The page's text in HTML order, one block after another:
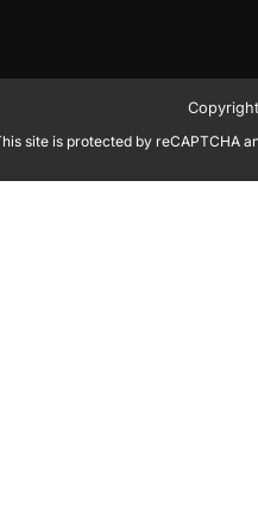
site is protected by reCAPTCHA